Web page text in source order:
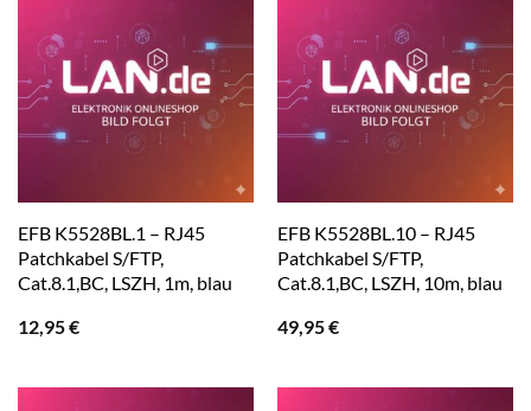
EFB K5528BL.1 – RJ45
Patchkabel S/FTP,
Cat.8.1,BC, LSZH, 1m, blau
12,95€
EFB K5528BL.10 – RJ45
Patchkabel S/FTP,
Cat.8.1,BC, LSZH, 10m, blau
49,95€